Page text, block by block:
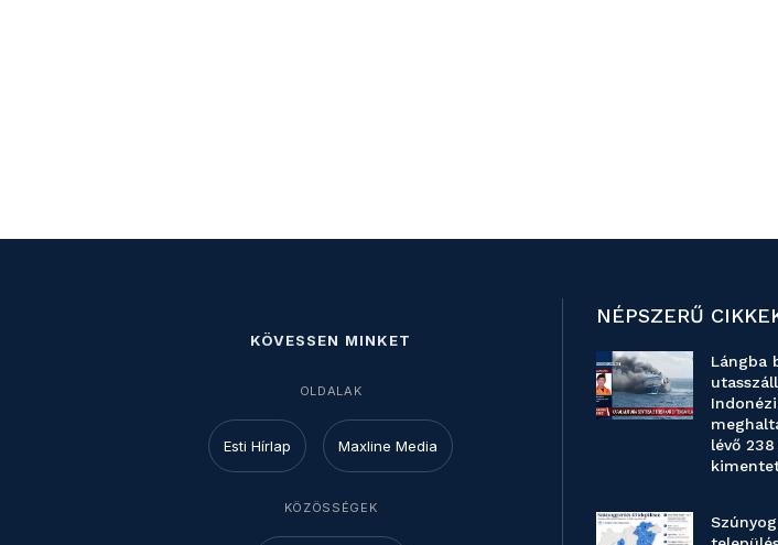
KÖVESSEN MINKET
OLDALAK
Esti Hírlap Maxline Media
KÖZÖSSÉGEK
NÉPSZERŰ
Lángba
lévő